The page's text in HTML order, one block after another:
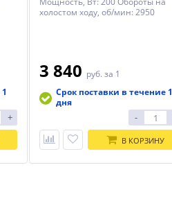
+
холостом ходу, об/мин: 2950
3 840 руб. за 1
Срок поставки в течение 1
дня
-
В КОРЗИНУ